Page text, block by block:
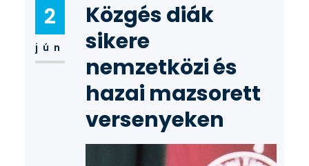
Kásler Miklós miniszter úr
érdemesnek találta az
elismerésre. Gratulálunk!
2
jún
Közgés diák
sikere
nemzetközi és
hazai mazsorett
versenyeken